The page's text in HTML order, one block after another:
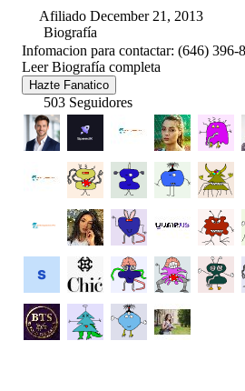
Afiliado December 21, 2013
Biografía
Infomacion para contactar: (646)
Leer Biografía completa
Hazte Fanatico
503 Seguidores